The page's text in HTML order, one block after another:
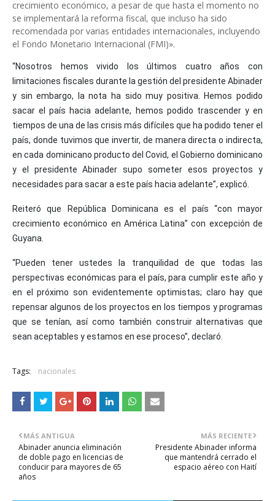
crecimiento económico, a pesar de que hasta el momento no
se implementará la reforma fiscal, que incluso ha sido
recomendada por varias entidades internacionales, incluyendo
el Fondo Monetario Internacional (FMI)».
“Nosotros hemos vivido los últimos cuatro años con
limitaciones fiscales durante la gestión del presidente Abinader
y sin embargo, la nota ha sido muy positiva. Hemos podido
sacar el país hacia adelante, hemos podido trascender y en
tiempos de una de las crisis más difíciles que ha podido tener el
país, donde tuvimos que invertir, de manera directa o indirecta,
en cada dominicano producto del Covid, el Gobierno dominicano
y el presidente Abinader supo someter esos proyectos y
necesidades para sacar a este país hacia adelante”, explicó.
Reiteró que República Dominicana es el país “con mayor
crecimiento económico en América Latina” con excepción de
Guyana.
“Pueden tener ustedes la tranquilidad de que todas las
perspectivas económicas para el país, para cumplir este año y
en el próximo son evidentemente optimistas; claro hay que
repensar algunos de los proyectos en los tiempos y programas
que se tenían, así como también construir alternativas que
sean aceptables y estamos en ese proceso”, declaró.
Tags: nacionales
MÁS RECIENTE
Presidente Abinader informa
que mantendrá cerrado el
espacio aéreo con Haití
MÁS ANTIGUA
Abinader anuncia eliminación
de doble pago en licencias de
conducir para mayores de 65
años